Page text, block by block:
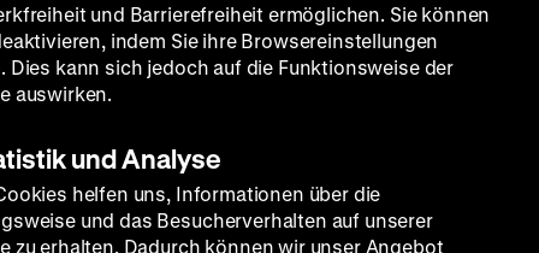
und Barrierefreiheit ermöglichen. Sie können
indem Sie ihre Browsereinstellungen
Dies kann sich jedoch auf die Funktionsweise der
auswirken.
und Analyse
helfen uns, Informationen über die
und das Besucherverhalten auf unserer
zu erhalten. Dadurch können wir unser Angebot